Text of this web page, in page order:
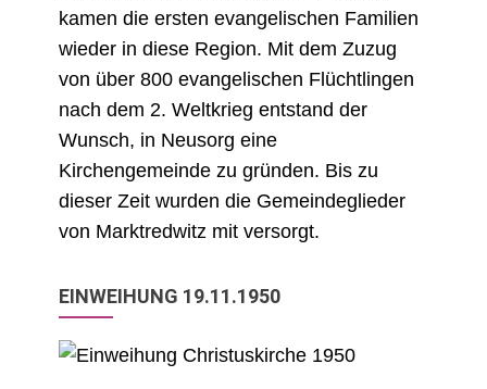
kamen die ersten evangelischen Familien
wieder in diese Region. Mit dem Zuzug
von über 800 evangelischen Flüchtlingen
nach dem 2. Weltkrieg entstand der
Wunsch, in Neusorg eine
Kirchengemeinde zu gründen. Bis zu
dieser Zeit wurden die Gemeindeglieder
von Marktredwitz mit versorgt.
EINWEIHUNG 19.11.1950